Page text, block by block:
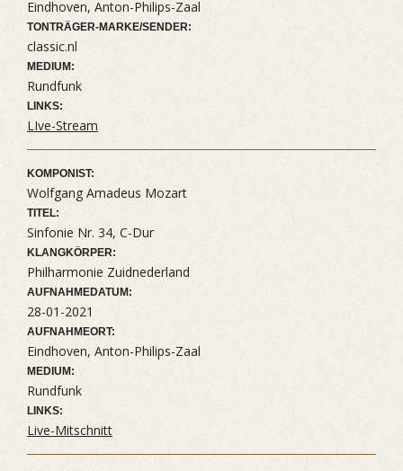
Eindhoven, Anton-Philips-Zaal
TONTRÄGER-MARKE/SENDER:
classic.nl
MEDIUM:
Rundfunk
LINKS:
LIve-Stream
KOMPONIST:
Wolfgang Amadeus Mozart
TITEL:
Sinfonie Nr. 34, C-Dur
KLANGKÖRPER:
Philharmonie Zuidnederland
AUFNAHMEDATUM:
28-01-2021
AUFNAHMEORT:
Eindhoven, Anton-Philips-Zaal
MEDIUM:
Rundfunk
LINKS:
Live-Mitschnitt